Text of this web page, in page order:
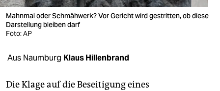
verlag
verlag
shop
fragen & hilfe
Mahnmal oder Schmähwerk? Vor Gericht wird gestritten, ob diese
Darstellung bleiben darf
Foto: AP
Aus Naumburg Klaus Hillenbrand
Die Klage auf die Beseitigung eines